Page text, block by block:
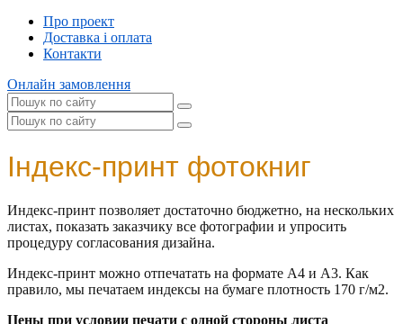
Про проект
Доставка і оплата
Контакти
Онлайн замовлення
Індекс-принт фотокниг
Индекс-принт позволяет достаточно бюджетно, на нескольких
листах, показать заказчику все фотографии и упросить
процедуру согласования дизайна.
Индекс-принт можно отпечатать на формате А4 и А3. Как
правило, мы печатаем индексы на бумаге плотность 170 г/м2.
Цены при условии печати с одной стороны листа